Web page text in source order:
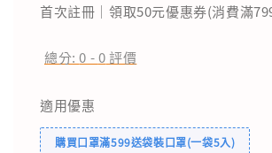
首次註冊｜領取50元優惠券(消費滿
總分:0 -0評價
適用優惠
購買口罩滿599送袋裝口罩(一袋5入)